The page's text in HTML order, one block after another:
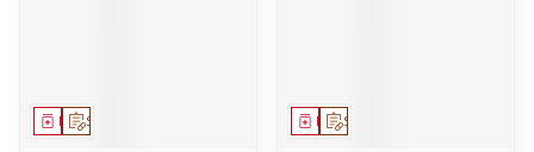
Sur prescription
Médicament Sur prescription
Médicament